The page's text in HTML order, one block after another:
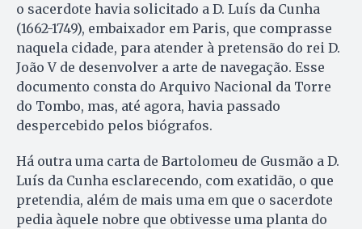
o sacerdote havia solicitado a D. Luís da Cunha
(1662-1749), embaixador em Paris, que comprasse
naquela cidade, para atender à pretensão do rei D.
João V de desenvolver a arte de navegação. Esse
documento consta do Arquivo Nacional da Torre
do Tombo, mas, até agora, havia passado
despercebido pelos biógrafos.
Há outra uma carta de Bartolomeu de Gusmão a D.
Luís da Cunha esclarecendo, com exatidão, o que
pretendia, além de mais uma em que o sacerdote
pedia àquele nobre que obtivesse uma planta do